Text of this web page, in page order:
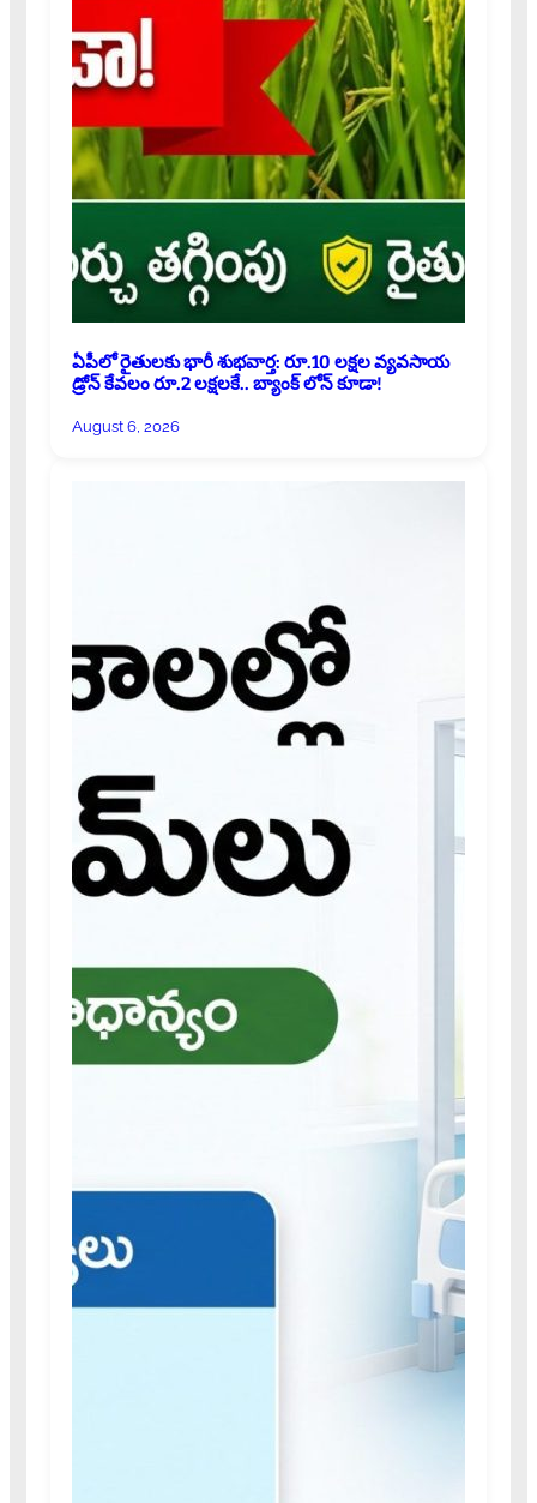
ఏపీలో రైతులకు భారీ శుభవార్త: రూ.10 లక్షల వ్యవసాయ
డ్రోన్ కేవలం రూ.2 లక్షలకే.. బ్యాంక్ లోన్ కూడా!
August 6, 2026